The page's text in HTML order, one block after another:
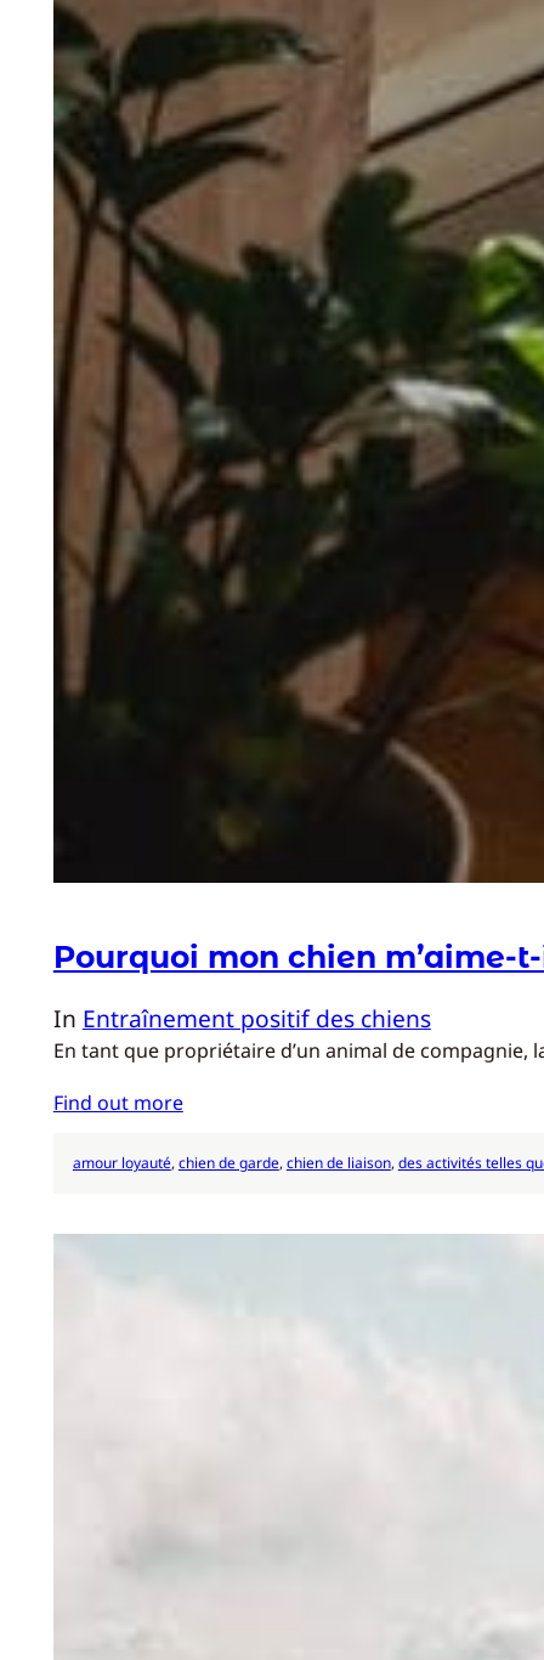
Pourquoi mon chien m’aime-
In Entraînement positif des chiens
En tant que propriétaire d’un animal de
Find out more
amour loyauté, chien de garde, chien de liaison, des activités telles